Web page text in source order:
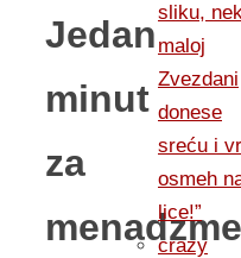
Jedan
minut
za
sliku,
maloj
Zvezdani
donese
sreću i
osmeh
lice!”
crazy